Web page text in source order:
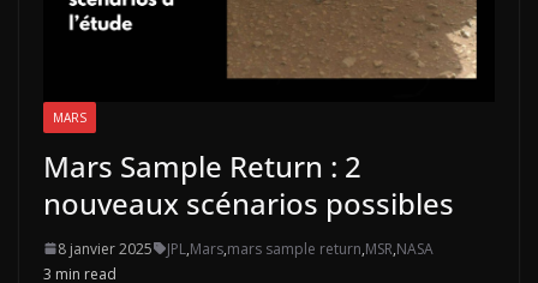
MARS
Mars Sample Return : 2
nouveaux scénarios possibles
8 janvier 2025 JPL,Mars,mars sample return,MSR,NASA
3 min read